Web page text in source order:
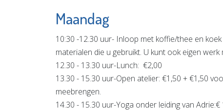
Maandag
10:30 -12.30 uur- Inloop met koffie/thee en
materialen die u gebruikt. U kunt ook eigen werk
12.30 - 13.30 uur-Lunch: €2,00
13.30 - 15.30 uur-Open atelier: €1,50 + €1,50
meebrengen.
14.30 - 15.30 uur-Yoga onder leiding van